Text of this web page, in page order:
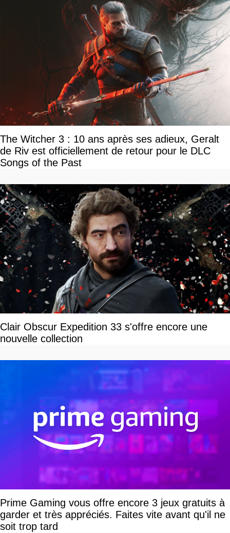
The Witcher 3 : 10 ans après ses adieux, Geralt
de Riv est officiellement de retour pour le DLC
Songs of the Past
Clair Obscur Expedition 33 s'offre encore une
nouvelle collection
Prime Gaming vous offre encore 3 jeux gratuits à
garder et très appréciés. Faites vite avant qu'il ne
soit trop tard